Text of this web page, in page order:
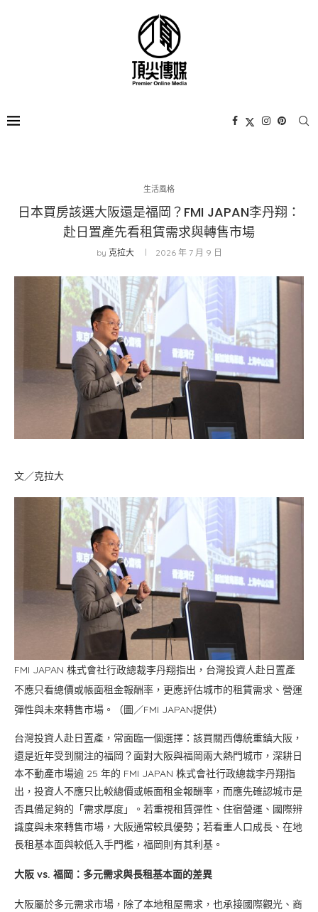
生活風格
日本買房該選大阪還是福岡？FMI JAPAN李丹翔：
赴日置產先看租賃需求與轉售市場
by 克拉大 2026 年 7 月 9 日
文／克拉大
FMI JAPAN 株式會社行政總裁李丹翔指出，台灣投資人赴日置產
不應只看總價或帳面租金報酬率，更應評估城市的租賃需求、營運
彈性與未來轉售市場。（圖／FMI JAPAN提供）
台灣投資人赴日置產，常面臨一個選擇：該買關西傳統重鎮大阪，
還是近年受到關注的福岡？面對大阪與福岡兩大熱門城市，深耕日
本不動產市場逾 25 年的 FMI JAPAN 株式會社行政總裁李丹翔指
出，投資人不應只比較總價或帳面租金報酬率，而應先確認城市是
否具備足夠的「需求厚度」。若重視租賃彈性、住宿營運、國際辨
識度與未來轉售市場，大阪通常較具優勢；若看重人口成長、在地
長租基本面與較低入手門檻，福岡則有其利基。
大阪 vs. 福岡：多元需求與長租基本面的差異
大阪屬於多元需求市場，除了本地租屋需求，也承接國際觀光、商